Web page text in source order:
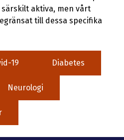
aktiva, men vårt
till dessa specifika
19 Diabetes
Neurologi